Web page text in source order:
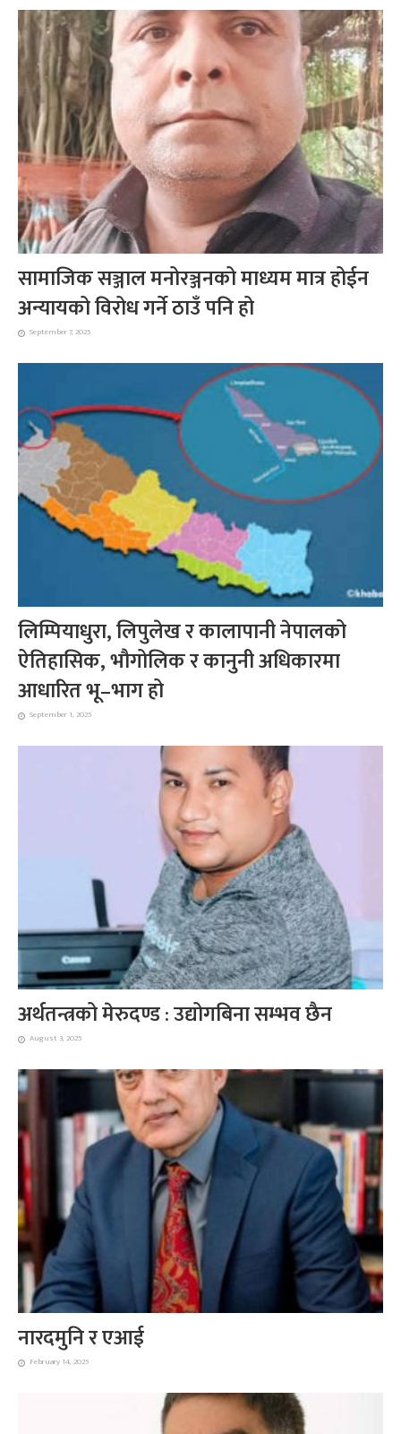
सामाजिक सञ्जाल मनोरञ्जनको माध्यम मात्र होईन
अन्यायको विरोध गर्ने ठाउँ पनि हो
September 7, 2025
लिम्पियाधुरा, लिपुलेख र कालापानी नेपालको
ऐतिहासिक, भौगोलिक र कानुनी अधिकारमा
आधारित भू–भाग हो
September 1, 2025
अर्थतन्त्रको मेरुदण्ड : उद्योगबिना सम्भव छैन
August 3, 2025
नारदमुनि र एआई
February 14, 2025